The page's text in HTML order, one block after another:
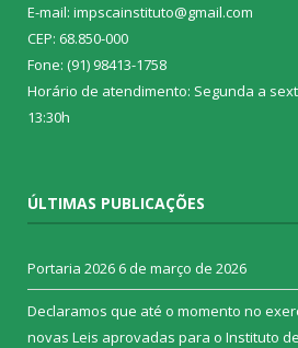
E-mail: impscainstituto@gmail.com
CEP: 68.850-000
Fone: (91) 98413-1758
Horário de atendimento: Segunda a
13:30h
ÚLTIMAS PUBLICAÇÕES
Portaria 2026 6 de março de 2026
Declaramos que até o momento no
novas Leis aprovadas para o Instituto